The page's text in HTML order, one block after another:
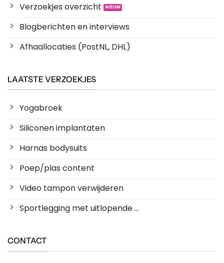
Verzoekjes overzicht
Blogberichten en interviews
Afhaallocaties (PostNL, DHL)
LAATSTE VERZOEKJES
Yogabroek
Siliconen implantaten
Harnas bodysuits
Poep/plas content
Video tampon verwijderen
Sportlegging met uitlopende ...
CONTACT